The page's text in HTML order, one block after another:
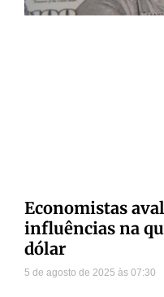
Economistas
influências na
dólar
5 de agosto de 2025 07:30